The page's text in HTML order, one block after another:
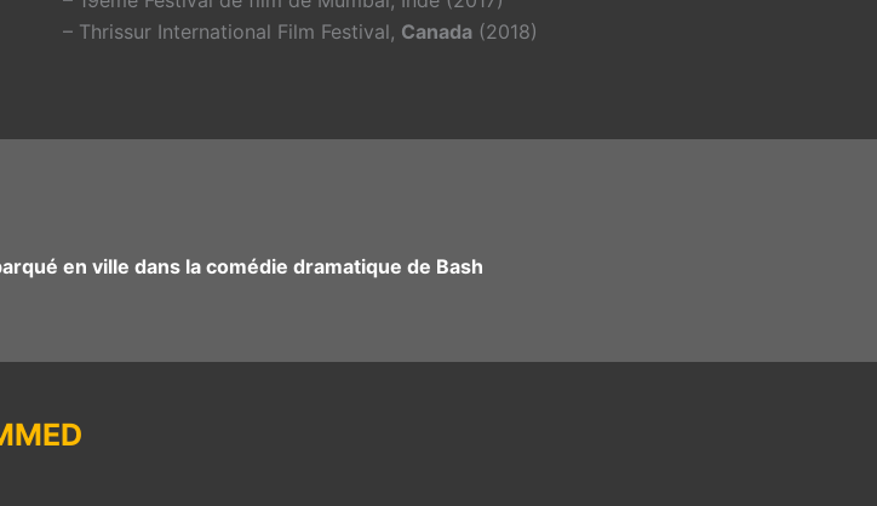
– Thrissur International Film Festival, Canada (2018)
en ville dans la comédie dramatique de Bash